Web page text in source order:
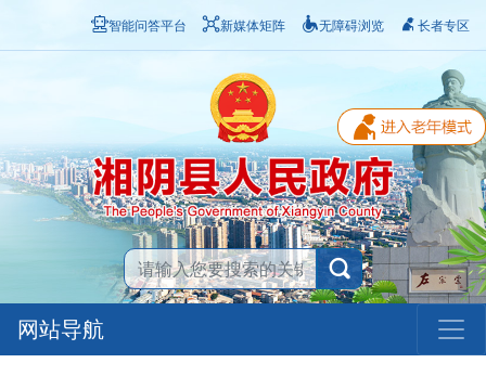
智能问答平台 新媒体矩阵 无障碍浏览 长者专区
网站导航